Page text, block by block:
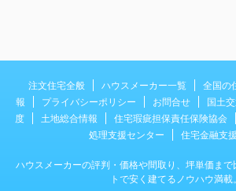
注文住宅全般 ハウスメーカー一覧 全国の
報
プライバシーポリシー お問合せ 国土
度
土地総合情報 住宅瑕疵担保責任保険協会
処理支援センター
住宅金融支
ハウスメーカーの評判・価格や間取り、坪単価まで
トで安く建てるノウハウ満載。